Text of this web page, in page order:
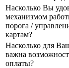
Насколько Вы
механизмом
порога /
картам?
Насколько для
важна
оплаты?